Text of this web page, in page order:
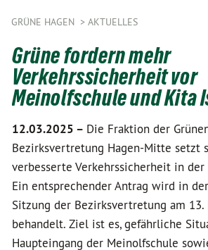
GRÜNE HAGEN AKTUELLES
Grüne fordern mehr
Verkehrssicherheit vor
Meinolfschule und Kita
12.03.2025 – Die Fraktion der
Bezirksvertretung Hagen-Mitte setzt
verbesserte Verkehrssicherheit in
Ein entsprechender Antrag wird in
Sitzung der Bezirksvertretung am 13.
behandelt. Ziel ist es, gefährliche
Haupteingang der Meinolfschule